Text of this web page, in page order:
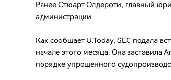
Ранее Стюарт Олдероти, главный
администрации.
Как сообщает U.Today, SEC подала
начале этого месяца. Она
порядке упрощенного